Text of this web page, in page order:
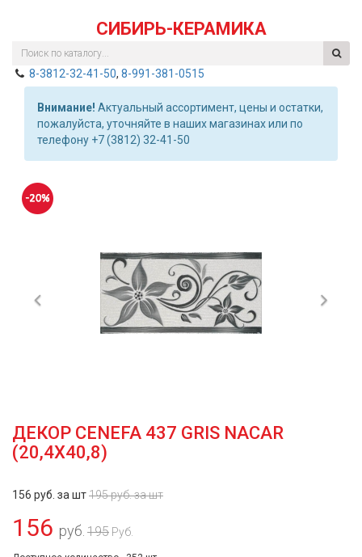
СИБИРЬ-КЕРАМИКА
8-3812-32-41-50, 8-991-381-0515
Внимание! Актуальный ассортимент, цены и остатки,
пожалуйста, уточняйте в наших магазинах или по
телефону +7 (3812) 32-41-50
Previous
ДЕКОР CENEFA 437 GRIS NACAR
(20,4Х40,8)
156 руб. за шт195 руб. за шт
156 руб. 195 Руб.